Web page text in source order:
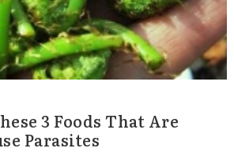
3 Foods That Are
Parasites